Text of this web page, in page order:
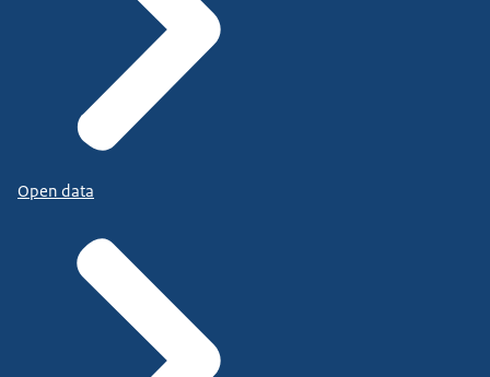
Open data